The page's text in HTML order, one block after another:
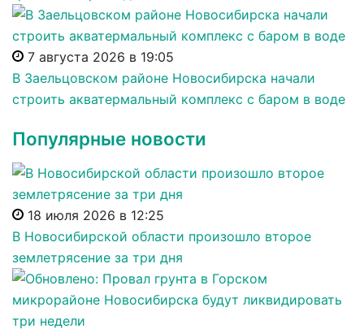
7 августа 2026 в 19:05
В Заельцовском районе Новосибирска начали
строить акватермальный комплекс с баром в воде
Популярные новости
18 июля 2026 в 12:25
В Новосибирской области произошло второе
землетрясение за три дня